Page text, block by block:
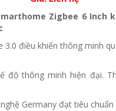
Zigbee 6 Inch
điều khiển thông minh
độ thông minh hiện đại.
Germany đạt tiêu chuẩn